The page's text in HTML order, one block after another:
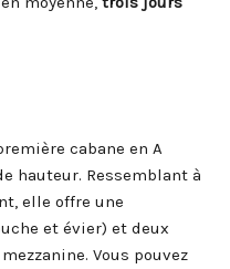
cabane en A
hauteur. Ressemblant à
elle offre une
et évier) et deux
Vous pouvez